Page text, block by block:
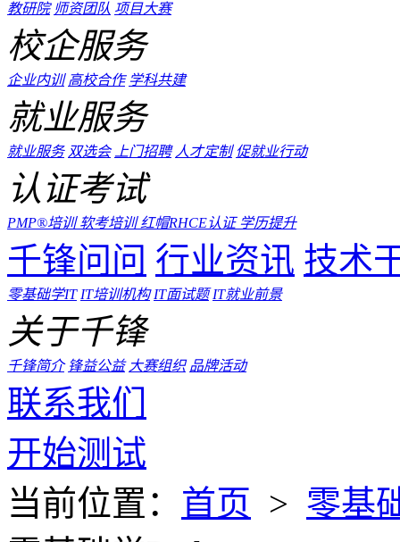
教研院 师资团队 项目大赛
校企服务
企业内训 高校合作 学科共建
就业服务
就业服务 双选会 上门招聘 人才定制 促就业行动
认证考试
PMP®培训软考培训红帽RHCE认证学历提升
千锋问问 行业资讯 技术
零基础学IT IT培训机构 IT面试题 IT就业前景
关于千锋
千锋简介 锋益公益 大赛组织 品牌活动
联系我们
开始测试
当前位置： 首页 > 零基